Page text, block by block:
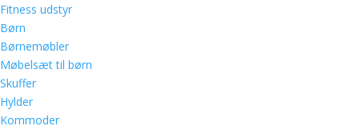
Fitness udstyr
Børn
Børnemøbler
Møbelsæt til børn
Skuffer
Hylder
Kommoder